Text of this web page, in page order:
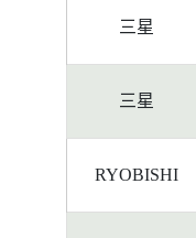
三星
三星
RYOBISHI